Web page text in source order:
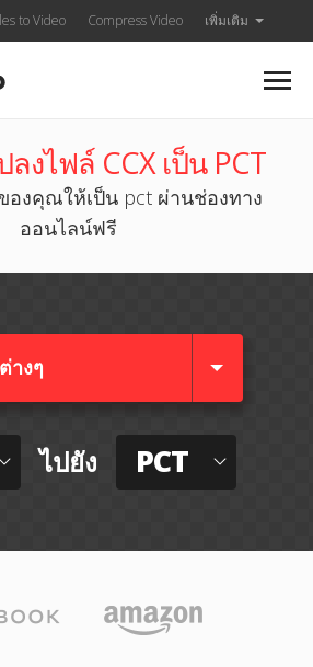
to Video Compress Video เพิ่มเติม
งไฟล์ CCX เป็น PCT
องคุณให้เป็น pct ผ่านช่องทาง
ออนไลน์ฟรี
างๆ​
ไปยัง PCT